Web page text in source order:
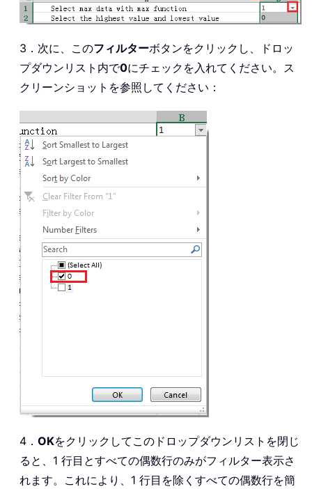
3．次に、このフィルターボタンをクリックし、ドロッ
プダウンリスト内で0にチェックを入れてください。ス
クリーンショットを参照してください：
4． OKをクリックしてこのドロップダウンリストを閉じ
ると、1 行目とすべての偶数行のみがフィルター表示さ
れます。これにより、1 行目を除くすべての偶数行を簡